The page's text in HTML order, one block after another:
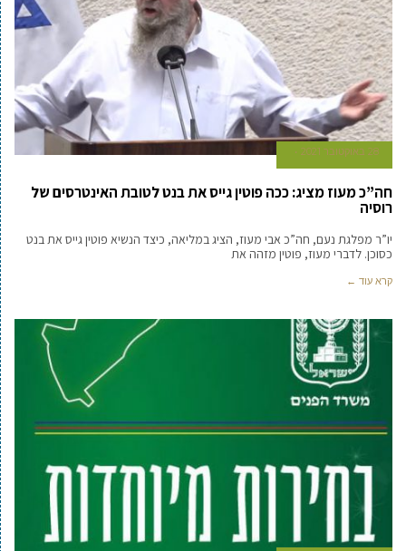
28 באוקטובר 2021
חה”כ מעוז מציג: ככה פוטין גייס את בנט לטובת האינטרסים של
רוסיה
יו”ר מפלגת נעם, חה”כ אבי מעוז, הציג במליאה, כיצד הנשיא פוטין גייס את בנט
כסוכן. לדברי מעוז, פוטין מזהה את
קרא עוד ←